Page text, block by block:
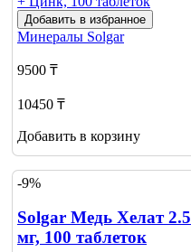
Добавить в избранное
Минералы Solgar
9500 ₸
10450 ₸
Добавить в корзину
-9%
Solgar Медь Хелат 2.5
мг, 100 таблеток